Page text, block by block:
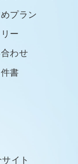
プラン
ー
わせ
書
イト